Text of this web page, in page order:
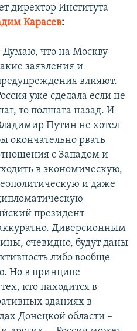
директор Института
Карасев:
Думаю, что на Москву
заявления и
влияют.
уже сделала если не
то полшага назад. И
Путин не хотел
окончательно рвать
с Западом и
в экономическую,
и даже
президент
Диверсионным
очевидно, будут даны
либо вообще
Но в принципе
кто находится в
зданиях в
Донецкой области –